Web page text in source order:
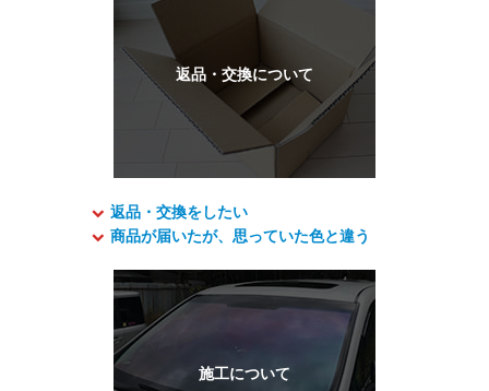
返品・交換をしたい
商品が届いたが、思っていた色と違う